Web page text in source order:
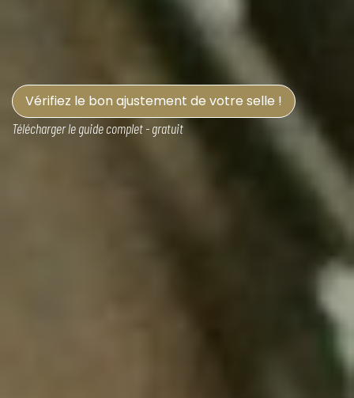
Vérifiez le bon ajustement de votre selle !
Télécharger le guide complet - gratuit